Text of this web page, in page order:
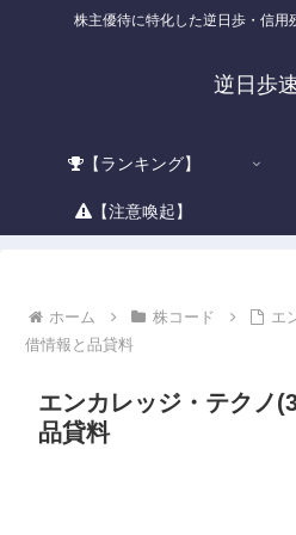
株主優待に特化した逆日歩・信用
逆日歩
【ランキング】
【注意喚起】
ホーム 株コード
エ
借情報と品貸料
エンカレッジ・テクノ
品貸料